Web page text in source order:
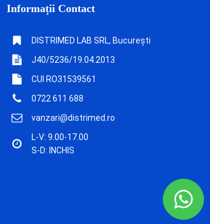
Informații Contact
DISTRIMED LAB SRL, București
J40/5236/19.04.2013
CUI RO31539561
0722 611 688
vanzari@distrimed.ro
L-V: 9.00-17.00
S-D: INCHIS